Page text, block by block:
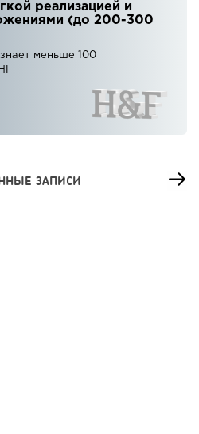
реализацией и
(до 200-300
меньше 100
ЗАПИСИ